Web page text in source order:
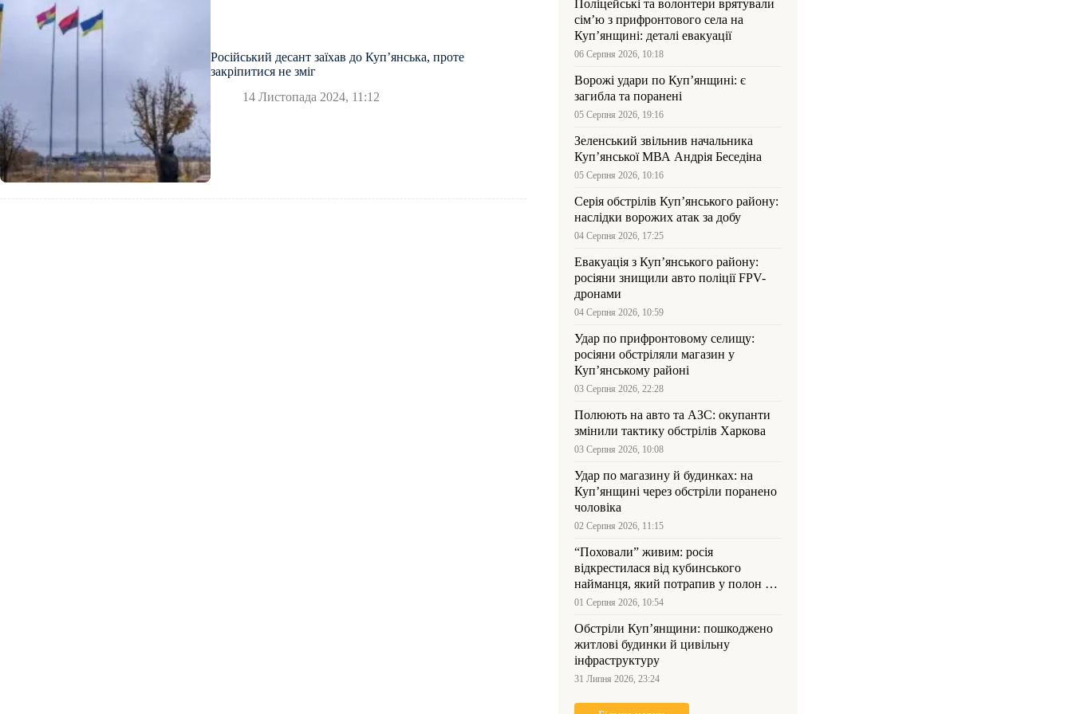
Російський десант заїхав до Купʼянська, проте
закріпитися не зміг
14 Листопада 2024, 11:12
Поліцейські та волонтери врятували
сім’ю з прифронтового села на
Куп’янщині: деталі евакуації
06 Серпня 2026, 10:18
Ворожі удари по Куп’янщині: є
загибла та поранені
05 Серпня 2026, 19:16
Зеленський звільнив начальника
Купʼянської МВА Андрія Беседіна
05 Серпня 2026, 10:16
Серія обстрілів Куп’янського району:
наслідки ворожих атак за добу
04 Серпня 2026, 17:25
Евакуація з Куп’янського району:
росіяни знищили авто поліції FPV-
дронами
04 Серпня 2026, 10:59
Удар по прифронтовому селищу:
росіяни обстріляли магазин у
Куп’янському районі
03 Серпня 2026, 22:28
Полюють на авто та АЗС: окупанти
змінили тактику обстрілів Харкова
03 Серпня 2026, 10:08
Удар по магазину й будинках: на
Куп’янщині через обстріли поранено
чоловіка
02 Серпня 2026, 11:15
“Поховали” живим: росія
відкрестилася від кубинського
найманця, який потрапив у полон на
Куп’янщині
01 Серпня 2026, 10:54
Обстріли Куп’янщини: пошкоджено
житлові будинки й цивільну
інфраструктуру
31 Липня 2026, 23:24